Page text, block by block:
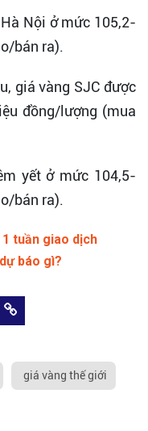
Nội ở mức 105,2-
bán ra).
giá vàng SJC được
đồng/lượng (mua
yết ở mức 104,5-
bán ra).
tuần giao dịch
báo gì?
giá vàng thế giới